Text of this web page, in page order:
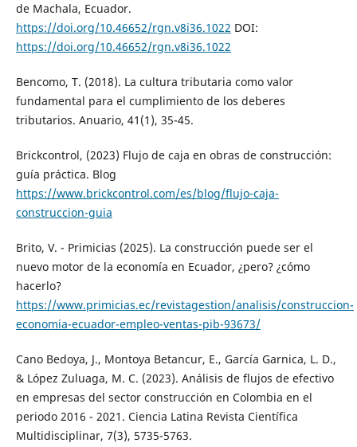
de Machala, Ecuador.
https://doi.org/10.46652/rgn.v8i36.1022 DOI:
https://doi.org/10.46652/rgn.v8i36.1022
Bencomo, T. (2018). La cultura tributaria como valor
fundamental para el cumplimiento de los deberes
tributarios. Anuario, 41(1), 35-45.
Brickcontrol, (2023) Flujo de caja en obras de construcción:
guía práctica. Blog
https://www.brickcontrol.com/es/blog/flujo-caja-
construccion-guia
Brito, V. - Primicias (2025). La construcción puede ser el
nuevo motor de la economía en Ecuador, ¿pero? ¿cómo
hacerlo?
https://www.primicias.ec/revistagestion/analisis/construccion-
economia-ecuador-empleo-ventas-pib-93673/
Cano Bedoya, J., Montoya Betancur, E., García Garnica, L. D.,
& López Zuluaga, M. C. (2023). Análisis de flujos de efectivo
en empresas del sector construcción en Colombia en el
periodo 2016 - 2021. Ciencia Latina Revista Científica
Multidisciplinar, 7(3), 5735-5763.